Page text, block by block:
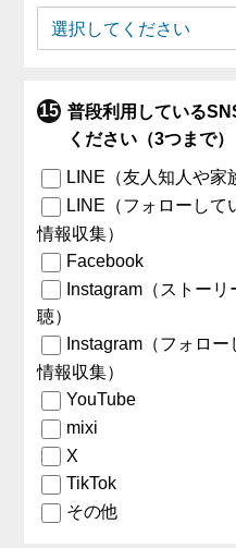
普段利用している
ください（3つまで）
LINE（友人知人や家
LINE（フォローして
情報収集）
Facebook
Instagram（ストー
聴）
Instagram（フォロ
情報収集）
YouTube
mixi
X
TikTok
その他